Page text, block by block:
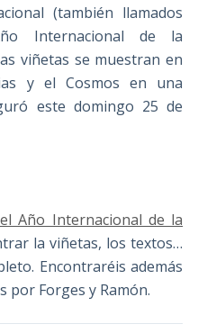
(también llamados
Internacional de la
viñetas se muestran en
y el Cosmos en una
este domingo 25 de
Año Internacional de la
la viñetas, los textos…
Encontraréis además
por Forges y Ramón.